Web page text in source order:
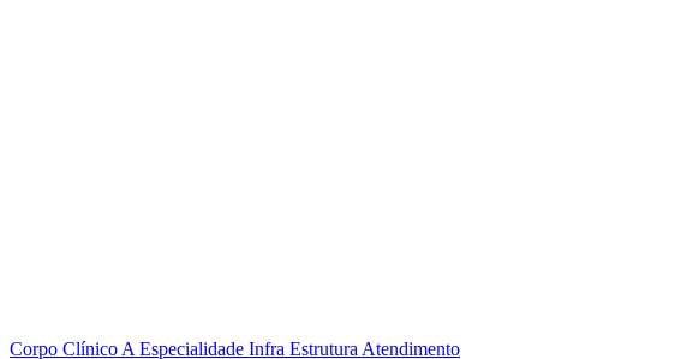
Corpo Clínico A Especialidade Infra Estrutura Atendimento